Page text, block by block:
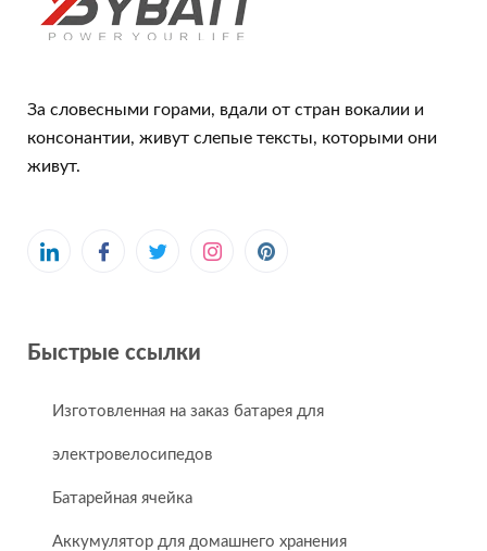
За словесными горами, вдали от стран вокалии и
консонантии, живут слепые тексты, которыми они
живут.
Быстрые ссылки
Изготовленная на заказ батарея для
электровелосипедов
Батарейная ячейка
Аккумулятор для домашнего хранения